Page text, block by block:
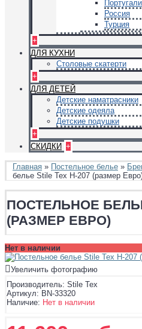
Россия
Турция
+
ДЛЯ КУХНИ
Столовые скатерти
+
ДЛЯ ДЕТЕЙ
Детские наматрасники
Детские одеяла
Детские подушки
+
СКИДКИ +
Главная » Постельное белье »
белье Stile Tex H-207 (размер
ПОСТЕЛЬНОЕ БЕЛЬЕ
(РАЗМЕР ЕВРО)
Нет в наличии
Увеличить фотографию
Производитель: Stile Tex
Артикул: BN-33320
Наличие: Нет в наличии